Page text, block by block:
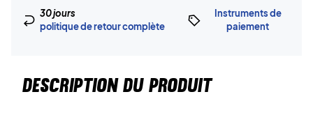
30 jours
politique de retour complète
Instruments de
paiement
DESCRIPTION DU PRODUIT